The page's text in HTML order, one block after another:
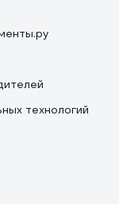
технологий